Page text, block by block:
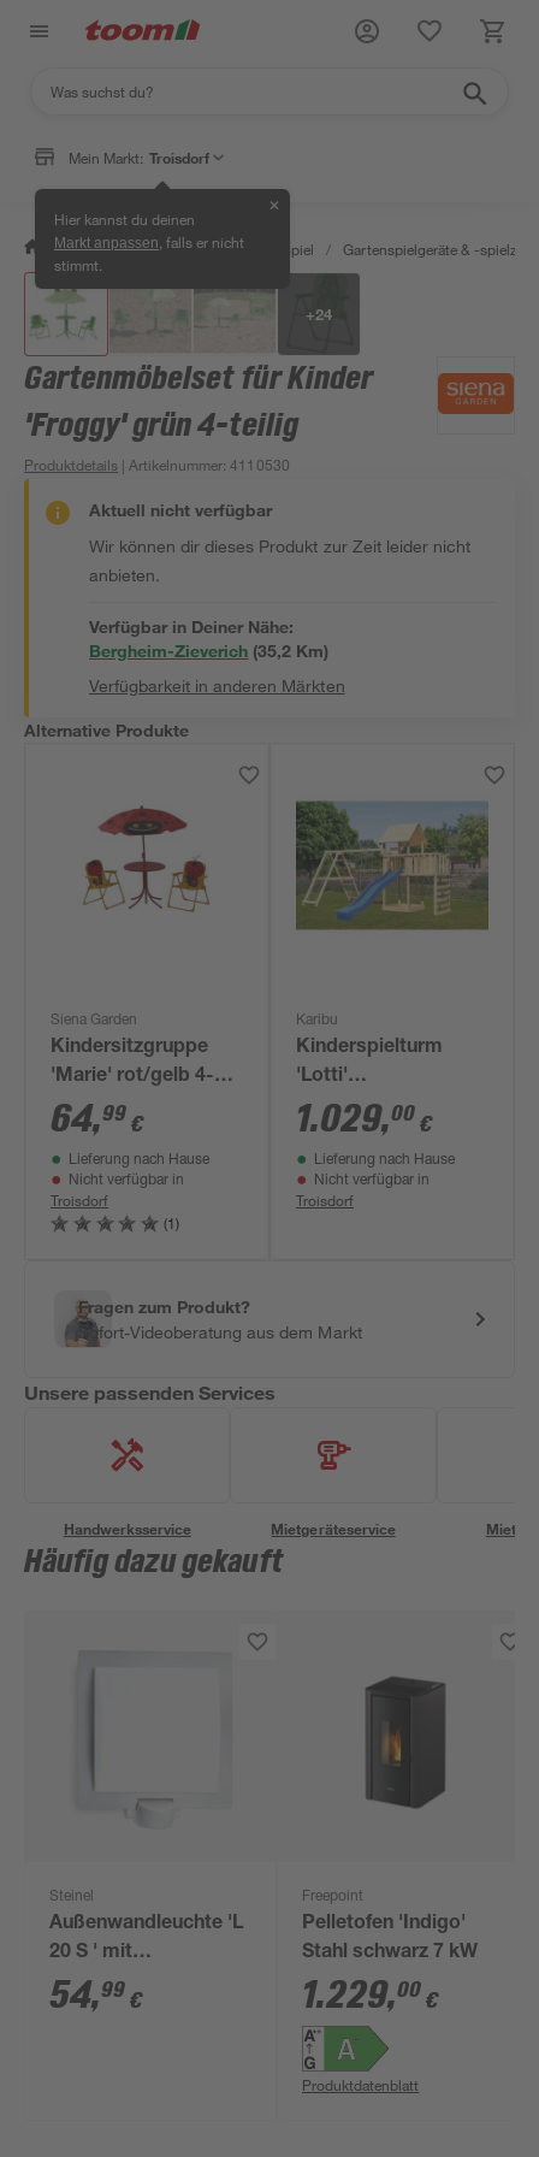
Mein Markt: Troisdorf
Hier kannst du deinen
Markt anpassen , falls er nicht
stimmt.
✕
/ Garten & Freizeit / Outdoor & Spiel / Gartenspielgeräte & -
+24
Gartenmöbelset für Kinder
'Froggy' grün 4-teilig
Produktdetails | Artikelnummer:4110530
Aktuell nicht verfügbar
Wir können dir dieses Produkt zur Zeit leider nicht
anbieten.
Verfügbar in Deiner Nähe:
Bergheim-Zieverich (35,2 Km)
Verfügbarkeit in anderen Märkten
Alternative Produkte
Siena Garden
Kindersitzgruppe
'Marie' rot/gelb 4-
teilig
64,99 €
Lieferung nach Hause
Nicht verfügbar in
Troisdorf
(1)
Karibu
Kinderspielturm
'Lotti'
naturbelassene
nordische Fichte 107
x 291 x 107 cm
1.029,00 €
Lieferung nach Hause
Nicht verfügbar in
Troisdorf
Fragen zum Produkt?
Sofort-Videoberatung aus dem Markt
Unsere passenden Services
Handwerksservice Mietgeräteservice
Häufig dazu gekauft
Steinel
Außenwandleuchte 'L
20 S ' mit
Bewegungssensor 60
W IP 44 23 x 25 cm
54,99 €
Freepoint
Pelletofen 'Indigo'
Stahl schwarz 7 kW
1.229,00 €
Produktdatenblatt